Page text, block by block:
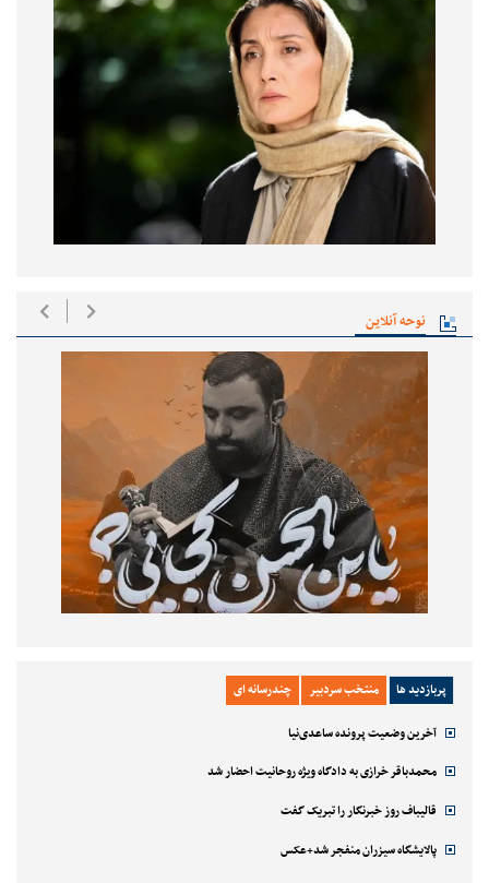
نوحه آنلاین
پربازدید ها منتخب سردبیر چندرسانه ای
آخرین وضعیت پرونده ساعدی‌نیا
محمدباقر خرازی به دادگاه ویژه روحانیت احضار شد
قالیباف روز خبرنگار را تبریک گفت
پالایشگاه سیزران منفجر شد+عکس